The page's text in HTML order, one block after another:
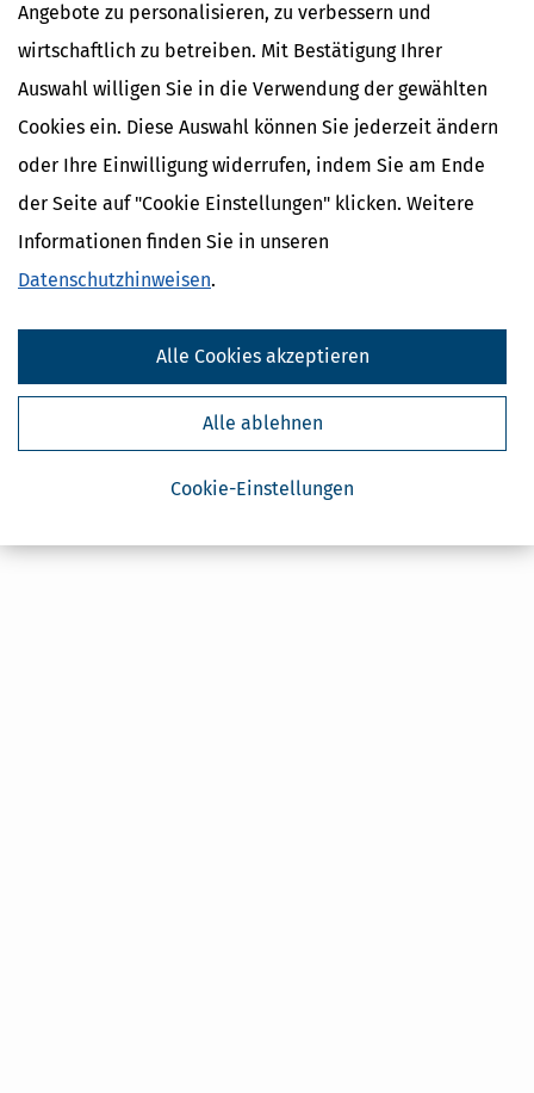
Angebote zu personalisieren, zu verbessern und
wirtschaftlich zu betreiben. Mit Bestätigung Ihrer
Auswahl willigen Sie in die Verwendung der gewählten
Cookies ein. Diese Auswahl können Sie jederzeit ändern
oder Ihre Einwilligung widerrufen, indem Sie am Ende
der Seite auf "Cookie Einstellungen" klicken. Weitere
Informationen finden Sie in unseren
Datenschutzhinweisen.
Cookie-Einstellungen
Alle ablehnen
Alle Cookies akzeptieren
Kostenlose Steuertipps & News
Absenden
Steuertipps
Steuertipps Selbstständige
Ja, ich möchte die kostenlosen Newsletter
von Steuertipps abonnieren. Die
Datenschutzhinweisehabe ich gelesen.
Abbestellung des Newsletters widerrufen.